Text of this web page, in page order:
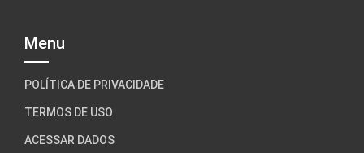
Menu
POLÍTICA DE PRIVACIDADE
TERMOS DE USO
ACESSAR DADOS